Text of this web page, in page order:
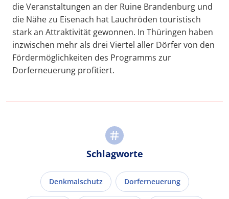
die Veranstaltungen an der Ruine Brandenburg und
die Nähe zu Eisenach hat Lauchröden touristisch
stark an Attraktivität gewonnen. In Thüringen haben
inzwischen mehr als drei Viertel aller Dörfer von den
Fördermöglichkeiten des Programms zur
Dorferneuerung profitiert.
Schlagworte
Denkmalschutz Dorferneuerung